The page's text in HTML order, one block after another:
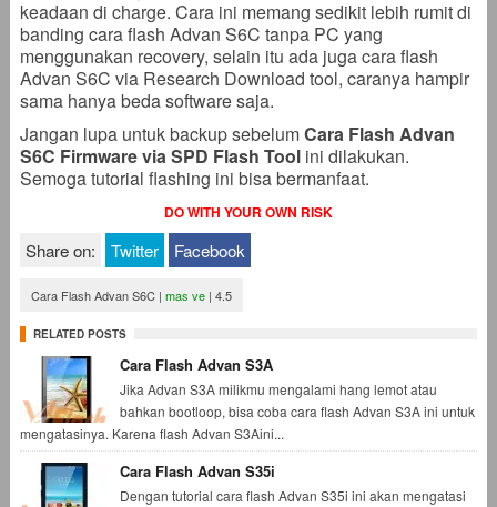
keadaan di charge. Cara ini memang sedikit lebih rumit di
banding cara flash Advan S6C tanpa PC yang
menggunakan recovery, selain itu ada juga cara flash
Advan S6C via Research Download tool, caranya hampir
sama hanya beda software saja.
Jangan lupa untuk backup sebelumCara Flash Advan
S6C Firmware via SPD Flash Toolini dilakukan.
Semoga tutorial flashing ini bisa bermanfaat.
DO WITH YOUR OWN RISK
Share on: Twitter Facebook
Cara Flash Advan S6C| mas ve | 4.5
RELATED POSTS
Cara Flash Advan S3A
Jika Advan S3A milikmu mengalami hang lemot atau
bahkan bootloop, bisa coba cara flash Advan S3A ini untuk
mengatasinya. Karena flash Advan S3Aini...
Cara Flash Advan S35i
Dengan tutorial cara flash Advan S35i ini akan mengatasi